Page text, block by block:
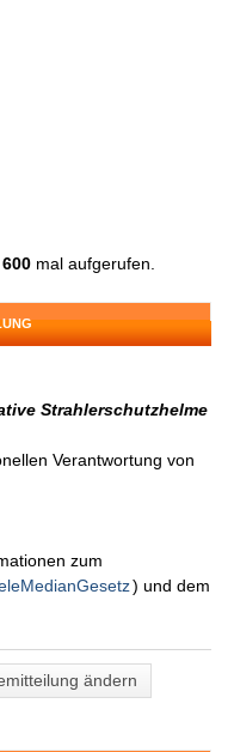
600 mal aufgerufen.
Strahlerschutzhelme
Verantwortung von
zum
) und dem
ändern